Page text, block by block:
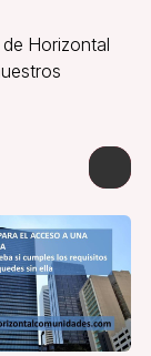
Horizontal